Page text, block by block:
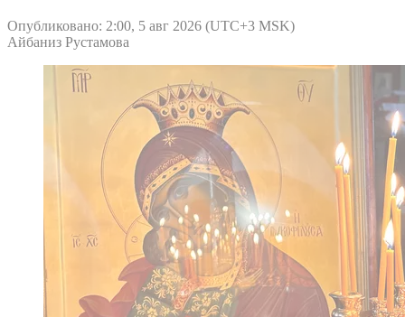
Опубликовано: 2:00, 5 авг 2026 (UTC+3 MSK)
Айбаниз Рустамова